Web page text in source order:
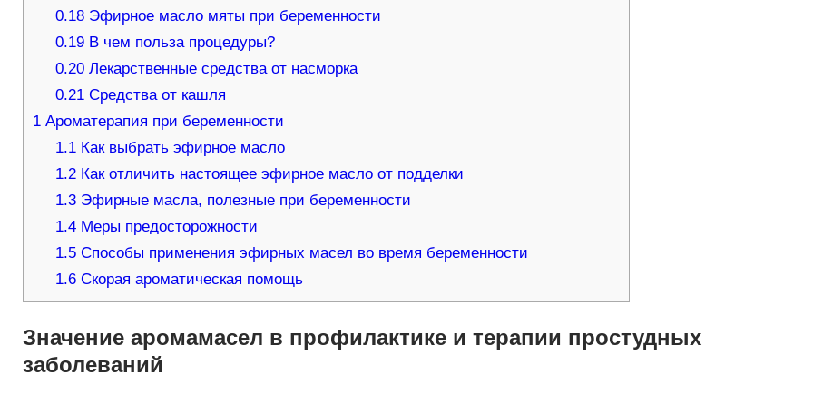
0.18 Эфирное масло мяты при беременности
0.19 В чем польза процедуры?
0.20 Лекарственные средства от насморка
0.21 Средства от кашля
1Ароматерапия при беременности
1.1 Как выбрать эфирное масло
1.2 Как отличить настоящее эфирное масло от подделки
1.3 Эфирные масла, полезные при беременности
1.4 Меры предосторожности
1.5 Способы применения эфирных масел во время беременности
1.6 Скорая ароматическая помощь
Значение аромамасел в профилактике и терапии простудных
заболеваний